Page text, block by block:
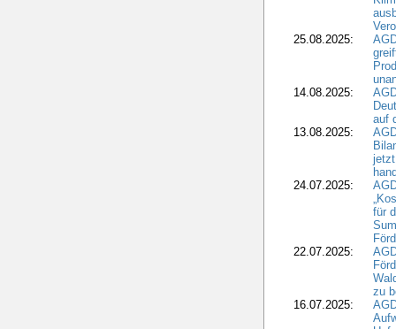
25.08.2025:
14.08.2025:
auf
13.08.2025:
24.07.2025:
für
22.07.2025:
zu
16.07.2025: